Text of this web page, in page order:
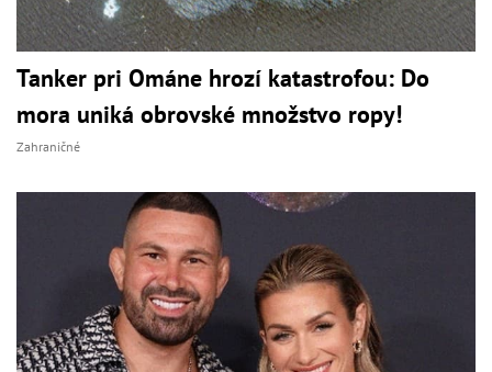
Tanker pri Ománe hrozí katastrofou: Do
mora uniká obrovské množstvo ropy!
Zahraničné